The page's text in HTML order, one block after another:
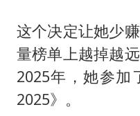
这个决定让她少
量榜单上越掉越
2025年，她参加
2025》。